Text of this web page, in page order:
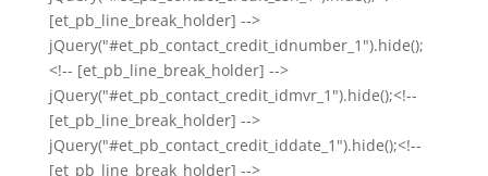
[et_pb_line_break_holder] -->
jQuery("#et_pb_contact_credit_idnumber_1").hide();
<!-- [et_pb_line_break_holder] -->
jQuery("#et_pb_contact_credit_idmvr_1").hide();<!--
[et_pb_line_break_holder] -->
jQuery("#et_pb_contact_credit_iddate_1").hide();<!--
[et_pb_line_break_holder] -->